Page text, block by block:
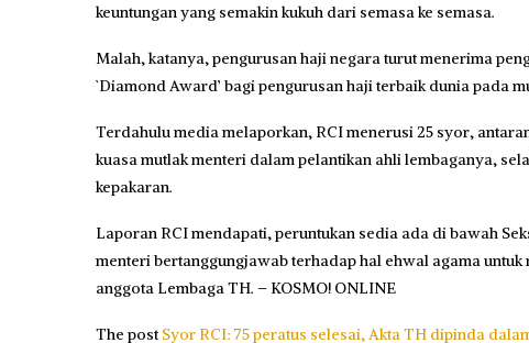
keuntungan yang semakin kukuh dari semasa ke semasa.
Malah, katanya, pengurusan haji negara turut menerima
`Diamond Award’ bagi pengurusan haji terbaik dunia pada
Terdahulu media melaporkan, RCI menerusi 25 syor,
kuasa mutlak menteri dalam pelantikan ahli lembaganya,
kepakaran.
Laporan RCI mendapati, peruntukan sedia ada di bawah
menteri bertanggungjawab terhadap hal ehwal agama
anggota Lembaga TH. – KOSMO! ONLINE
The postSyor RCI: 75 peratus selesai, Akta TH dipinda